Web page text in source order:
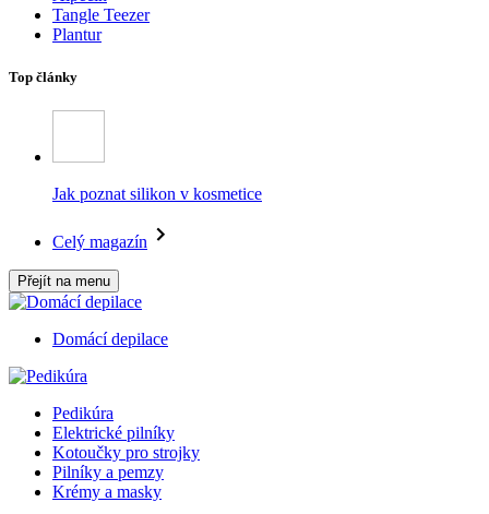
Tangle Teezer
Plantur
Top články
Jak poznat silikon v kosmetice
Celý magazín
Přejít na menu
Domácí depilace
Pedikúra
Elektrické pilníky
Kotoučky pro strojky
Pilníky a pemzy
Krémy a masky